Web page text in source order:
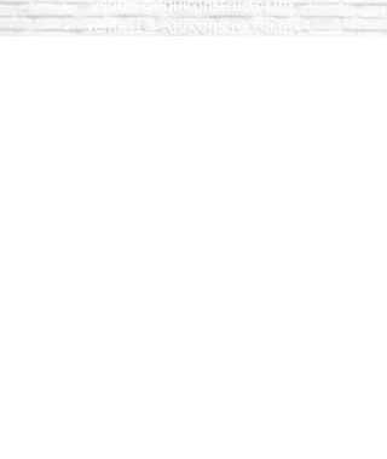
ventas@equiconstructor.mx
ventas1@equiconstructor.mx